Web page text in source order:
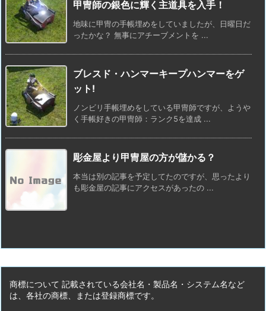
甲冑師の銀色に輝く主道具を入手！
地味に甲冑の手帳埋めをしていましたが、日曜日だ
ったかな？ 無事にアチーブメントを ...
ブレスド・ハンマーキープハンマーをゲ
ット!
ノンビリ手帳埋めをしている甲冑師ですが、ようや
く手帳好きの甲冑師：ランク5を達成 ...
彫金屋より甲冑屋の方が儲かる？
本当は別の記事を予定してたのですが、思ったより
も彫金屋の記事にアクセスがあったの ...
商標について 記載されている会社名・製品名・システム名など
は、各社の商標、または登録商標です。